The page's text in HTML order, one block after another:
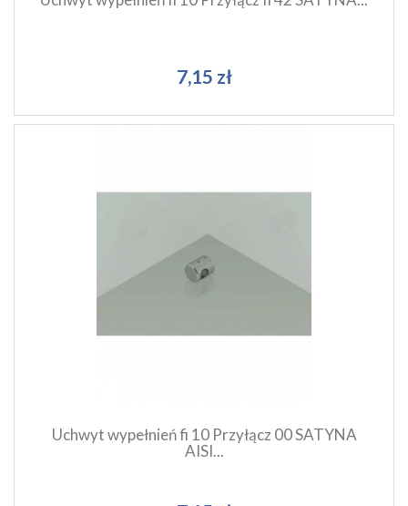
7,15 zł
Dodaj do koszyka
Uchwyt wypełnień fi 10 Przyłącz 00 SATYNA
AISI...